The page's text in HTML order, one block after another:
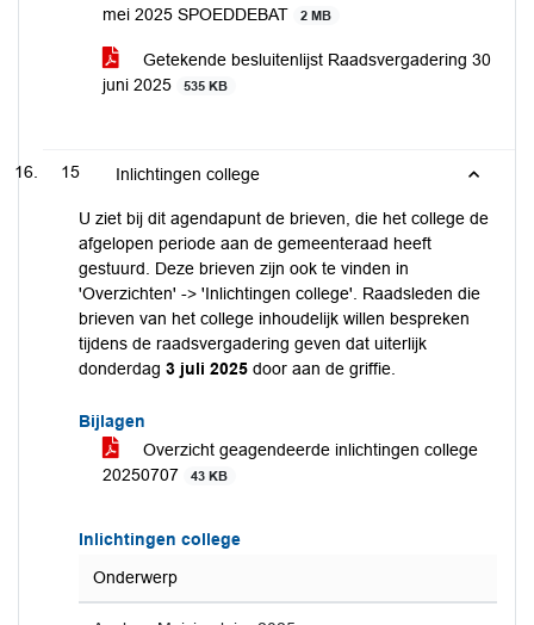
mei 2025 SPOEDDEBAT
2 MB
Getekende besluitenlijst Raadsvergadering 30
juni 2025
535 KB
15 Inlichtingen college
U ziet bij dit agendapunt de brieven, die het college de
afgelopen periode aan de gemeenteraad heeft
gestuurd. Deze brieven zijn ook te vinden in
'Overzichten' -> 'Inlichtingen college'. Raadsleden die
brieven van het college inhoudelijk willen bespreken
tijdens de raadsvergadering geven dat uiterlijk
donderdag 3 juli 2025 door aan de griffie.
Bijlagen
Overzicht geagendeerde inlichtingen college
20250707
43 KB
Inlichtingen college
Onderwerp